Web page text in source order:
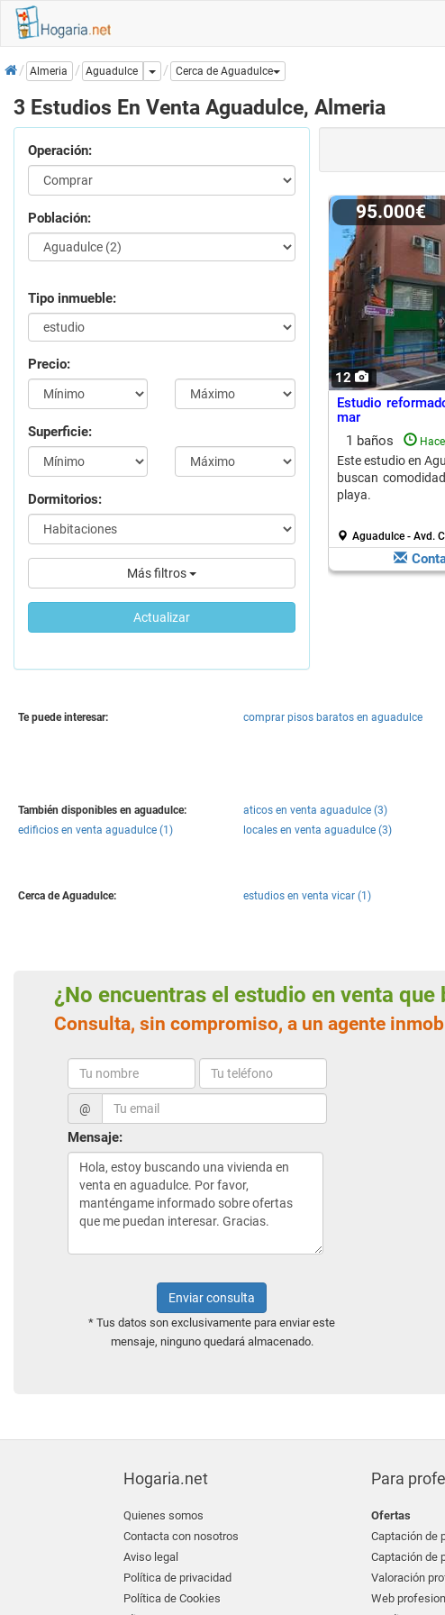
InicioAlmeria Aguadulce Dropdown
Cerca de Aguadulce
3 Estudios En Venta Aguadulce, Almeria
Operación:
Población:
Tipo inmueble:
Precio:
Superficie:
Dormitorios:
Más filtros
Actualizar
12
95.000€
Estudio
mar
1 baños
Este estudio en
buscan
playa.
Aguadulce - Avd.
Te puede interesar: comprar pisos baratos en aguadulce
También disponibles en aguadulce: aticos en venta aguadulce (3)
edificios en venta aguadulce (1)
locales en venta aguadulce (3)
Cerca de Aguadulce: estudios en venta vicar (1)
¿No encuentras el estudio en venta que
Consulta, sin compromiso, a un agente
@
Mensaje:
Enviar consulta
* Tus datos son exclusivamente para enviar este
mensaje, ninguno quedará almacenado.
Hogaria.net
Quienes somos
Contacta con nosotros
Aviso legal
Política de privacidad
Política de Cookies
Para
Ofertas
Captación de
Captación de
Valoración
Web